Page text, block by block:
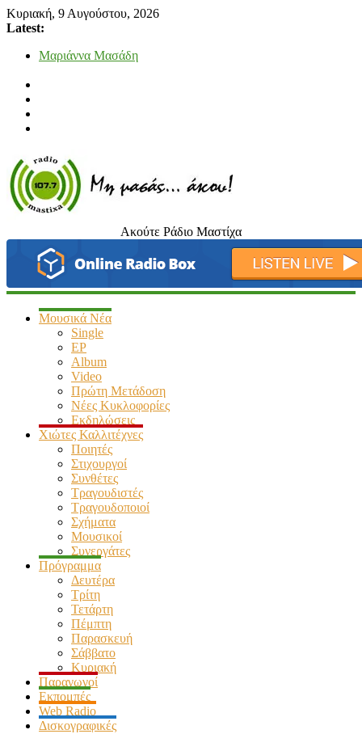
Κυριακή, 9 Αυγούστου, 2026
Latest:
Μαριάννα Μασάδη
radiomastixa.gr
μασάς…
Ακούτε Ράδιο Μαστίχα
Μουσικά Νέα
Single
EP
Album
Video
Πρώτη Μετάδοση
Νέες Κυκλοφορίες
Εκδηλώσεις
Χιώτες Καλλιτέχνες
Ποιητές
Στιχουργοί
Συνθέτες
Τραγουδιστές
Τραγουδοποιοί
Σχήματα
Μουσικοί
Συνεργάτες
Πρόγραμμα
Δευτέρα
Τρίτη
Τετάρτη
Πέμπτη
Παρασκευή
Σάββατο
Κυριακή
Παραγωγοί
Εκπομπές
Web Radio
Δισκογραφικές